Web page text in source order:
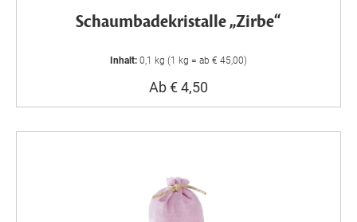
Schaumbadekristalle „Zirbe“
Inhalt: 0,1 kg (1 kg = ab € 45,00)
Ab € 4,50